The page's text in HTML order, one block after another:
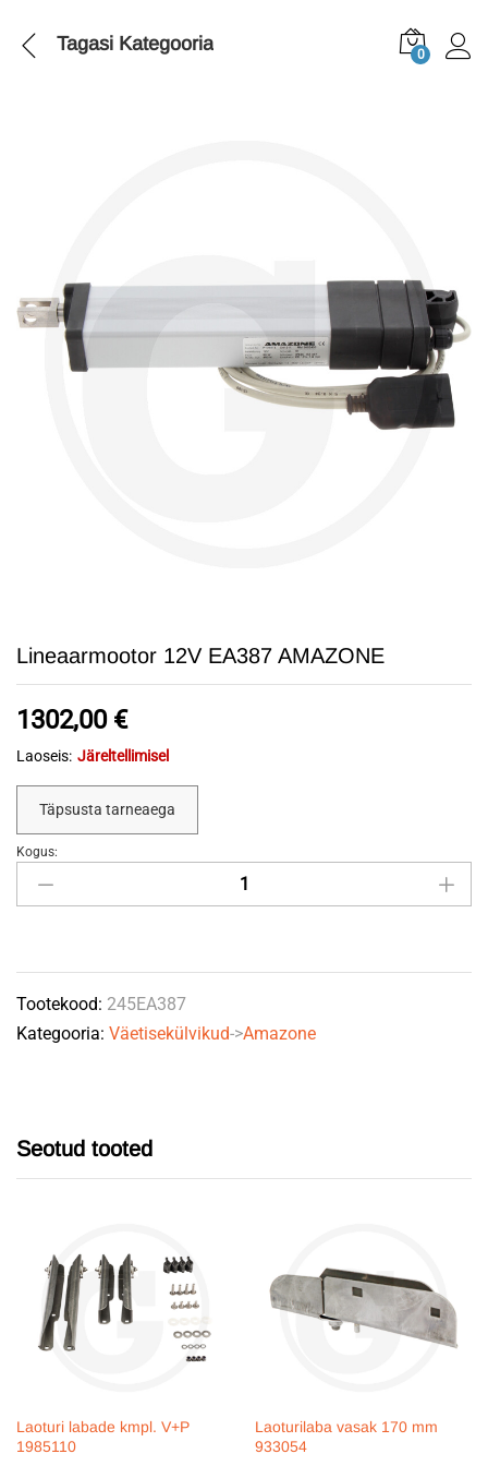
Tagasi Kategooria 0
Lineaarmootor 12V EA387 AMAZONE
1302,00 €
Laoseis: Järeltellimisel
Täpsusta tarneaega
Lineaarmootor
12V
quantity
Kogus:
Tootekood: 245EA387
Kategooria: Väetisekülvikud->Amazone
Seotud tooted
Laoturi labade kmpl. V+P
1985110
Laoturilaba vasak 170 mm
933054